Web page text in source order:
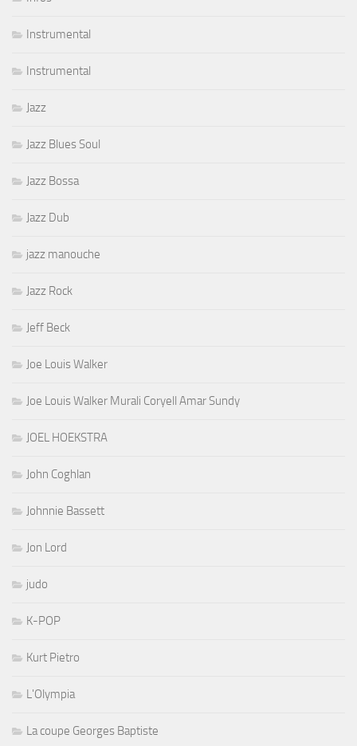
Instrumental
Instrumental
Jazz
Jazz Blues Soul
Jazz Bossa
Jazz Dub
jazz manouche
Jazz Rock
Jeff Beck
Joe Louis Walker
Joe Louis Walker Murali Coryell Amar Sundy
JOEL HOEKSTRA
John Coghlan
Johnnie Bassett
Jon Lord
judo
K-POP
Kurt Pietro
L'Olympia
La coupe Georges Baptiste